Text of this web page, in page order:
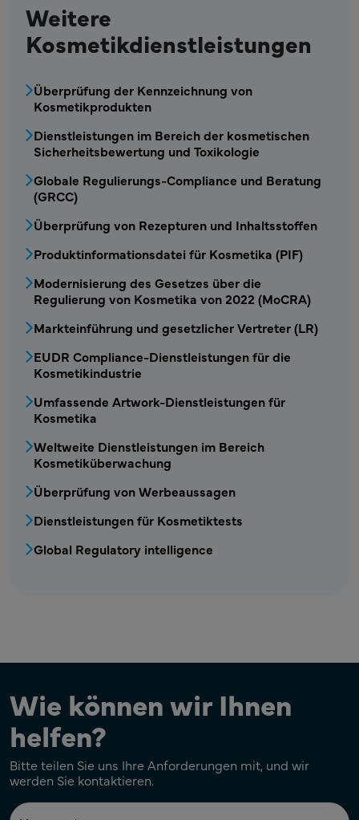
Weitere
Kosmetikdienstleistungen
COS – Kosmetikdienstleistungen1 Menü
Überprüfung der Kennzeichnung von
Kosmetikprodukten
Dienstleistungen im Bereich der kosmetischen
Sicherheitsbewertung und Toxikologie
Globale Regulierungs-Compliance und Beratung
(GRCC)
Überprüfung von Rezepturen und Inhaltsstoffen
Produktinformationsdatei für Kosmetika (PIF)
Modernisierung des Gesetzes über die
Regulierung von Kosmetika von 2022 (MoCRA)
Markteinführung und gesetzlicher Vertreter (LR)
EUDR Compliance-Dienstleistungen für die
Kosmetikindustrie
COS – Kosmetikdienstleistungen2 Menü
Umfassende Artwork-Dienstleistungen für
Kosmetika
Weltweite Dienstleistungen im Bereich
Kosmetiküberwachung
Überprüfung von Werbeaussagen
Dienstleistungen für Kosmetiktests
Global Regulatory intelligence
Wie können wir Ihnen
helfen?
Bitte teilen Sie uns Ihre Anforderungen mit, und wir
werden Sie kontaktieren.